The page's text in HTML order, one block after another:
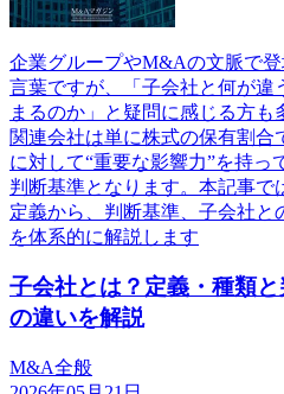
企業グループやM&Aの文脈で
言葉ですが、「子会社と何が違
まるのか」と疑問に感じる方も
関連会社は単に株式の保有割合
に対して“重要な影響力”を持っ
判断基準となります。本記事で
定義から、判断基準、子会社
を体系的に解説します
子会社とは？定義・種類
の違いを解説
M&A全般